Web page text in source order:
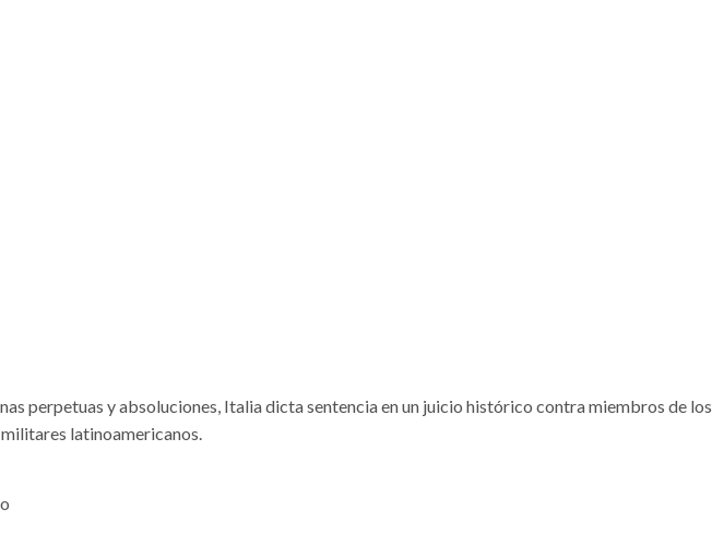
perpetuas y absoluciones, Italia dicta sentencia en un juicio histórico contra miembros de los
latinoamericanos.